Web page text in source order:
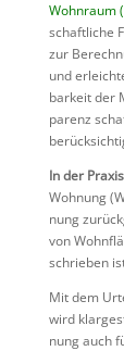
Wohnraum (
schaft­liche
zur
und
bar­keit der
pa­renz
In der Praxis
Wohnung
nung
von
schrieben
Mit dem
wird
nung auch